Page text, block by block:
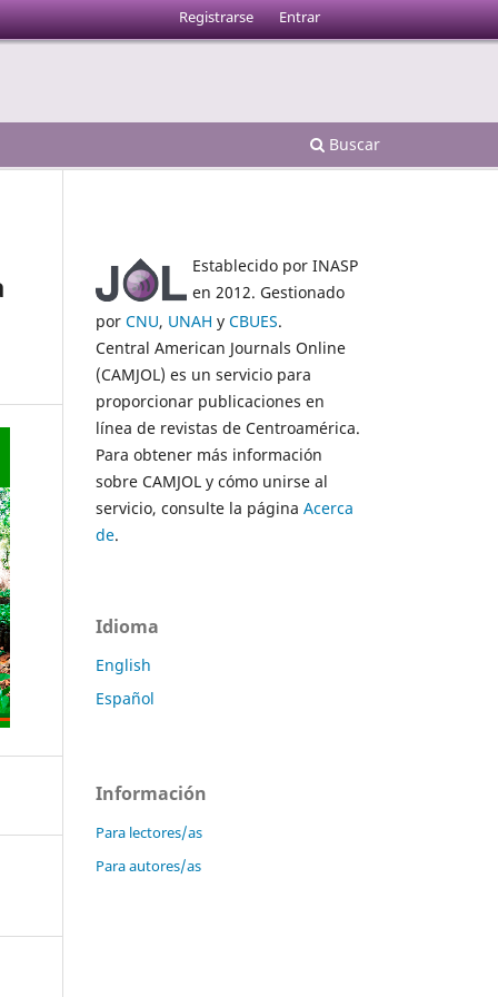
Buscar
Registrarse Entrar
Establecido por INASP
en 2012. Gestionado
por CNU, UNAH y CBUES.
Central American Journals Online
(CAMJOL) es un servicio para
proporcionar publicaciones en
línea de revistas de Centroamérica.
Para obtener más información
sobre CAMJOL y cómo unirse al
servicio, consulte la página Acerca
de.
Idioma
English
Español
Información
Para lectores/as
Para autores/as